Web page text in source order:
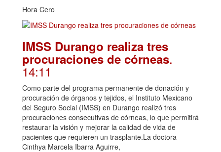
Hora Cero
IMSS Durango realiza tres
procuraciones de córneas.
14:11
Como parte del programa permanente de donación y
procuración de órganos y tejidos, el Instituto Mexicano
del Seguro Social (IMSS) en Durango realizó tres
procuraciones consecutivas de córneas, lo que permitirá
restaurar la visión y mejorar la calidad de vida de
pacientes que requieren un trasplante.La doctora
Cinthya Marcela Ibarra Aguirre,